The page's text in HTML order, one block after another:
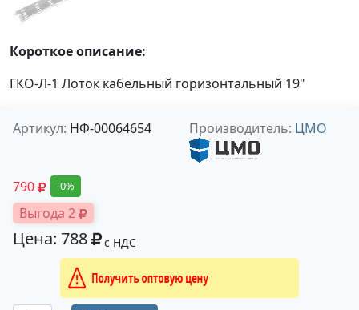
Короткое описание:
ГКО-Л-1 Лоток кабельный горизонтальный 19"
Артикул: НФ-00064654 Производитель: ЦМО
790 -0%
Выгода 2
Цена: 788 с НДС
Получить оптовую цену